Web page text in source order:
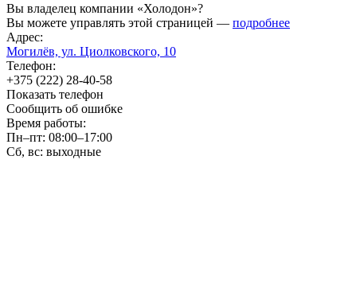
Вы владелец компании «Холодон»?
Вы можете управлять этой страницей — подробнее
Адрес:
Могилёв, ул. Циолковского, 10
Телефон:
+375 (222) 28-40-58
Показать телефон
Сообщить об ошибке
Время работы:
Пн–пт: 08:00–17:00
Сб, вс: выходные